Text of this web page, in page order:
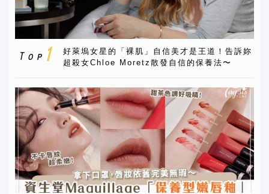
好萊塢女星的「裸肌」自信美才是王道！告訴妳
超殺女Chloe Moretz散發自信的保養法〜